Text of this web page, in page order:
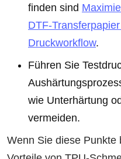
finden sind
DTF-
Druckworkflow.
Führen Sie
wie Unterhärtung
vermeiden.
Wenn Sie diese Punkte